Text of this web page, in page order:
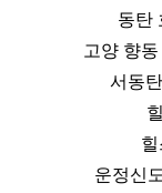
동탄
고양 향
서동
운정신